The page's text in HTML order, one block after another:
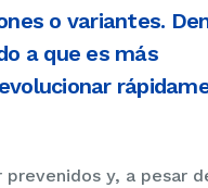
o variantes.
a que es más
y, a pesar